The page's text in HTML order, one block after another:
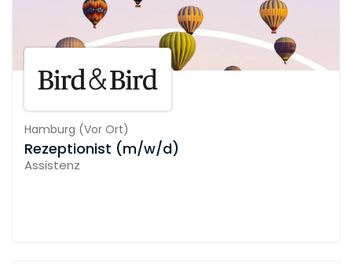
Hamburg (Vor Ort)
Rezeptionist (m/w/d)
Assistenz